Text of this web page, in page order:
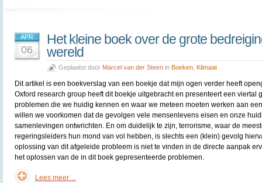
APR
06
Het kleine boek over de grote
wereld
Geplaatst door Marcel van der Steen in Boeken Klimaat
Dit artikel is een boekverslag van een boekje dat mijn ogen verder heeft
Oxford research group heeft dit boekje uitgebracht en presenteert een viertal
problemen die we huidig kennen en waar we meteen moeten werken aan
willen we voorkomen dat de gevolgen vele mensenlevens eisen en onze
samenlevingen ontwrichten. En om duidelijk te zijn, terrorisme, waar de
regeringsleiders hun mond van vol hebben, is slechts een (klein) gevolg
oplossing van dit afgeleide probleem is niet te vinden in de directe aanpak
het oplossen van de in dit boek gepresenteerde problemen.
Lees meer…